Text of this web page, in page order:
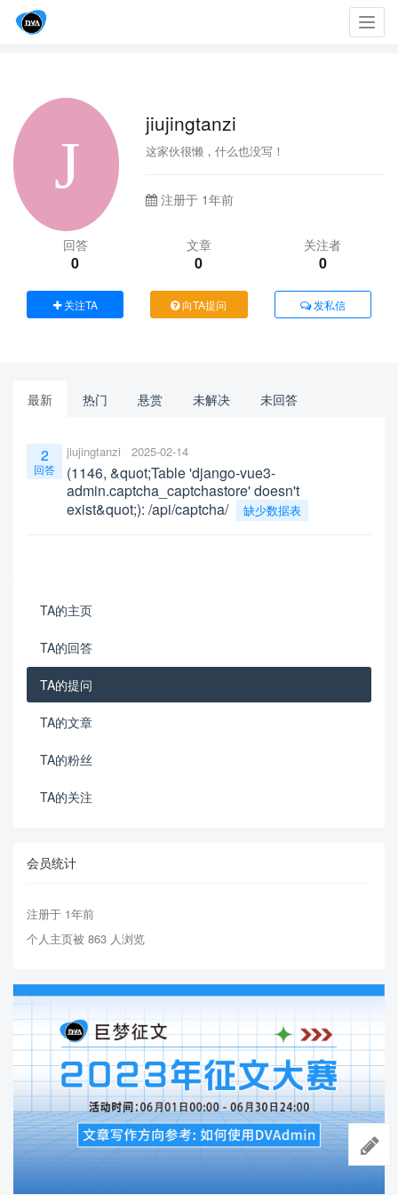
jiujingtanzi
这家伙很懒，什么也没写！
注册于 1年前
回答
0
文章
0
关注者
0
关注TA 向TA提问 发私信
最新 热门 悬赏 未解决 未回答
2
回答
jiujingtanzi 2025-02-14
(1146, &quot;Table 'django-vue3-
admin.captcha_captchastore' doesn't
exist&quot;): /api/captcha/
缺少数据表
TA的主页
TA的回答
TA的提问
TA的文章
TA的粉丝
TA的关注
会员统计
注册于 1年前
个人主页被 863 人浏览